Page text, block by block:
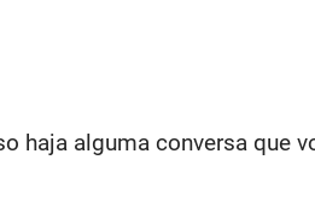
haja alguma conversa que